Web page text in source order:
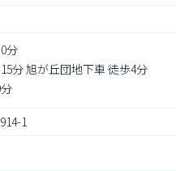
分
分 旭が丘団地下車 徒歩4分
1